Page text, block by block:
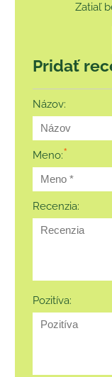
Zatiaľ
Pridať
Názov:
Meno:*
Recenzia:
Pozitíva: